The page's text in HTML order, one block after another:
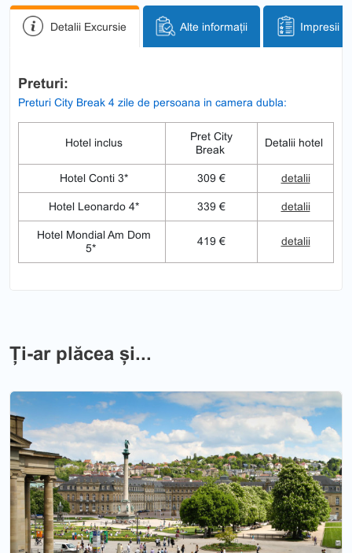
Detalii Excursie Alte informații Impresii
Preturi:
Preturi City Break 4 zile de persoana in camera dubla:
Hotel inclus
Pret City
Break
Detalii hotel
Hotel Conti 3* 309 € detalii
Hotel Leonardo 4* 339 € detalii
Hotel Mondial Am Dom
5*
419 € detalii
Ți-ar plăcea și...
Previous